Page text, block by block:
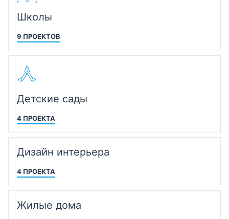
Школы
9 ПРОЕКТОВ
Детские сады
4 ПРОЕКТА
Дизайн интерьера
4 ПРОЕКТА
Жилые дома